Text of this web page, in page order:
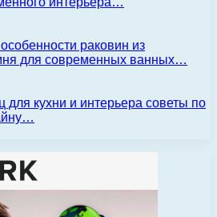
раковин из
для современных ванных…
кухни и интерьера советы по